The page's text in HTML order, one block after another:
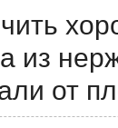
из
от